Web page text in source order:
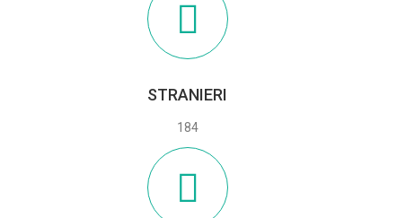
STRANIERI
184